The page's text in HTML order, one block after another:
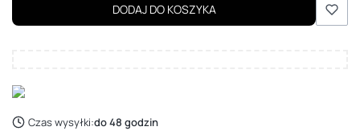
DODAJ DO KOSZYKA
Czas wysyłki:do 48 godzin